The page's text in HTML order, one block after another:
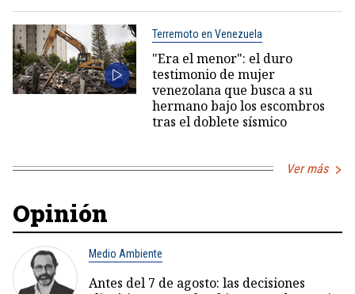
Terremoto en Venezuela
"Era el menor": el duro
testimonio de mujer
venezolana que busca a su
hermano bajo los escombros
tras el doblete sísmico
Ver más
Opinión
Medio Ambiente
Antes del 7 de agosto: las decisiones